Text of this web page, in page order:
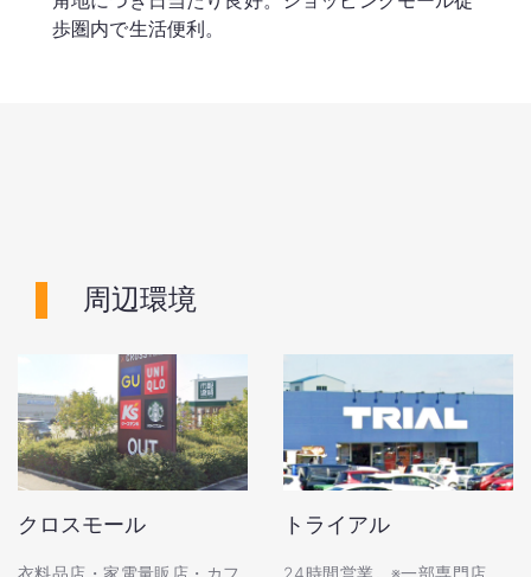
歩圏内で生活便利。
周辺環境
クロスモール
衣料品店・家電量販店・カフ
トライアル
24時間営業。※一部専門店